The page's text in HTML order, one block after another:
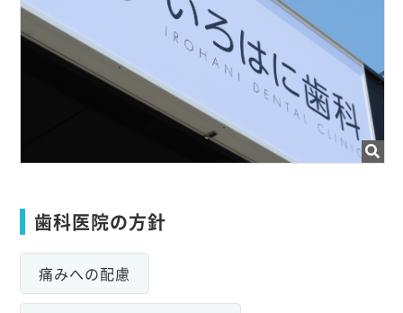
歯科医院の方針
痛みへの配慮